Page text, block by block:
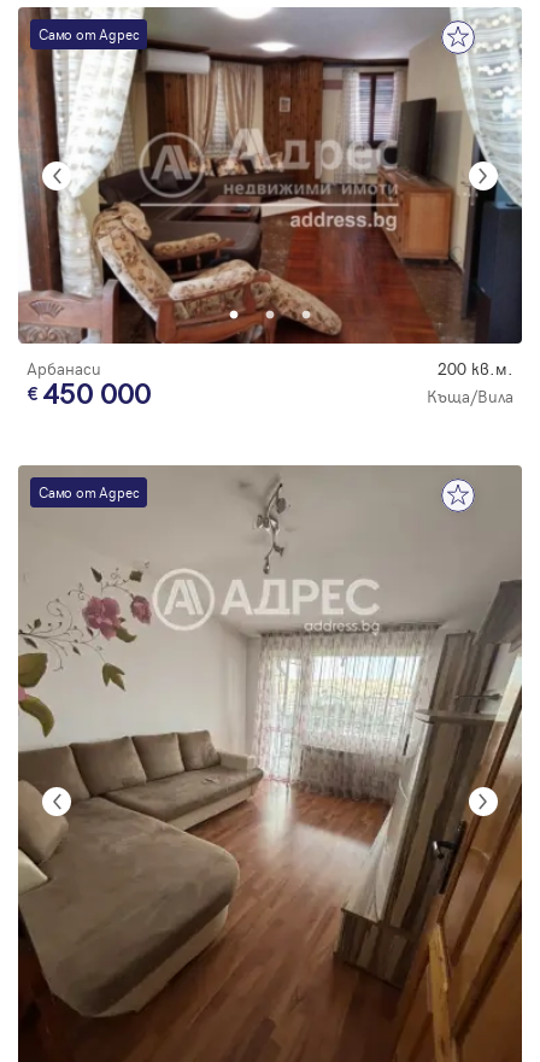
Само от Адрес
Арбанаси 200 кв.м.
450 000 Къща/Вила
Само от Адрес